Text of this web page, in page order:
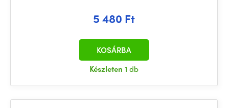
5 480 Ft
Készleten 1 db
KOSÁRBA